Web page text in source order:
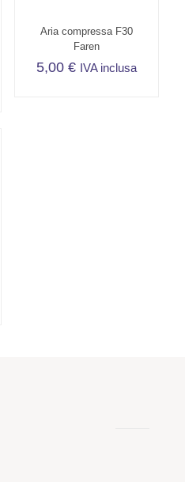
Aria compressa F30
Faren
5,00 € IVA inclusa